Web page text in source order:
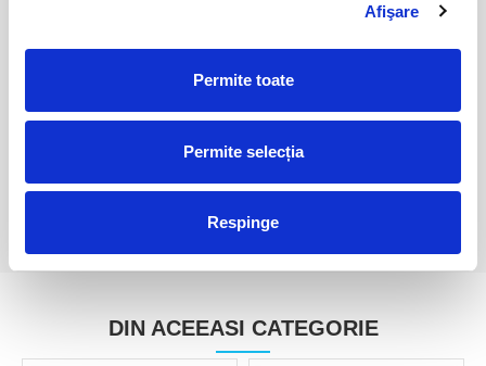
Afişare
Permite toate
Permite selecția
Respinge
DIN ACEEASI CATEGORIE